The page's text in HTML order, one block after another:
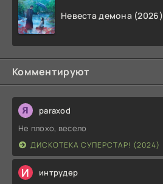
Невеста демона (2026)
Комментируют
paraxod
Не плохо, весело
ДИСКОТЕКА СУПЕРСТАР! (2024)
И интрудер